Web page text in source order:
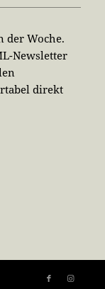
der Woche.
Newsletter
direkt